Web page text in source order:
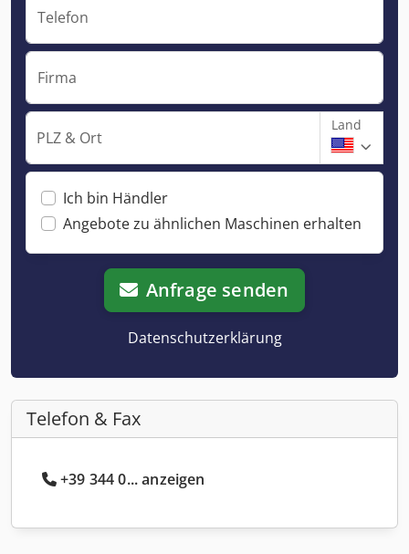
Telefon
Firma
PLZ & Ort
Land
Ich bin Händler
Angebote zu ähnlichen Maschinen erhalten
Anfrage senden
Datenschutzerklärung
Telefon & Fax
+39 344 0... anzeigen